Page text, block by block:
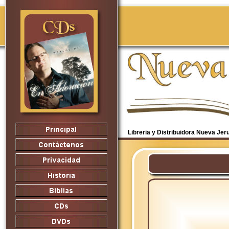
Libreria y Distribuidora Nueva